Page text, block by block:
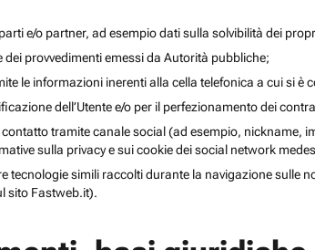
e/o partner, ad esempio dati sulla solvibilità dei
provvedimenti emessi da Autorità pubbliche;
le informazioni inerenti alla cella telefonica a cui si è
dell’Utente e/o per il perfezionamento dei
tramite canale social (ad esempio, nickname,
sulla privacy e sui cookie dei social network
tecnologie simili raccolti durante la navigazione
sito Fastweb.it).